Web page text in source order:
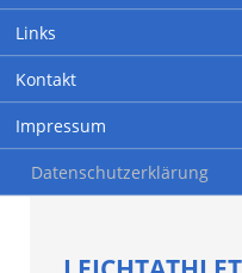
Links
Kontakt
Impressum
Datenschutzerklärung